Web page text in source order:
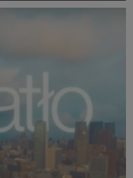
Pasut (Abstr...